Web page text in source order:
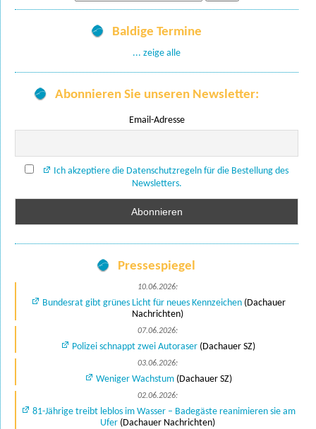
nach:
Baldige Termine
... zeige alle
Abonnieren Sie unseren Newsletter:
Email-Adresse
Ich akzeptiere die Datenschutzregeln für die Bestellung des
Newsletters.
Pressespiegel
10.06.2026:
Bundesrat gibt grünes Licht für neues Kennzeichen(Dachauer
Nachrichten)
07.06.2026:
Polizei schnappt zwei Autoraser (Dachauer SZ)
03.06.2026:
Weniger Wachstum(Dachauer SZ)
02.06.2026:
81-Jährige treibt leblos im Wasser – Badegäste reanimieren sie am
Ufer(Dachauer Nachrichten)